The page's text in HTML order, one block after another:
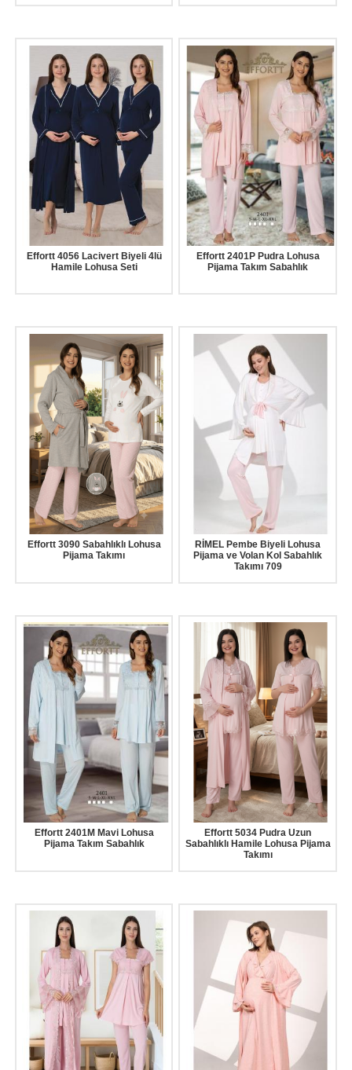
Effortt 4056 Lacivert Biyeli 4lü
Hamile Lohusa Seti
Effortt 2401P Pudra Lohusa
Pijama Takım Sabahlık
Effortt 3090 Sabahlıklı Lohusa
Pijama Takımı
RİMEL Pembe Biyeli Lohusa
Pijama ve Volan Kol Sabahlık
Takımı 709
Effortt 2401M Mavi Lohusa
Pijama Takım Sabahlık
Effortt 5034 Pudra Uzun
Sabahlıklı Hamile Lohusa Pijama
Takımı